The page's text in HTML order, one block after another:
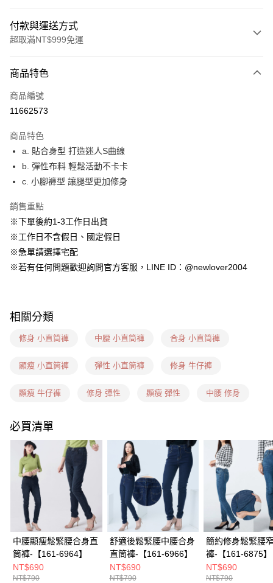
付款與運送方式
超取滿NT$999免運
信用卡一次付款
超商取貨付款
ATM付款
貨到付款
運送方式
貨到付款
每筆NT$60，滿NT$999(含以上)免運費
全家(信用卡、多元支付)
每筆NT$60，滿NT$1,599(含以上)免運費
7-11(信用卡、多元支付)
每筆NT$100，滿NT$1,899(含以上)免運費
每筆NT$100，滿NT$1,899(含以上)免運費
宅配(貨到付款)
每筆NT$100，滿NT$1,899(含以上)免運費
商品特色
商品編號
11662573
商品特色
a. 貼合身型 打造迷人S曲線
b. 彈性布料 輕鬆活動不卡卡
c. 小腳褲型 讓腿型更加修身
銷售重點
※下單後約1-3工作日出貨
※工作日不含假日、國定假日
※急單請選擇宅配
※若有任何問題歡迎詢問官方客服，LINE ID：@newlover2004
相關分類
修身 小直筒褲 中腰 小直筒褲 合身 小直筒褲
顯瘦 小直筒褲 彈性 小直筒褲 修身 牛仔褲
顯瘦 牛仔褲 修身 彈性 顯瘦 彈性 中腰 修身
必買清單
中腰顯瘦鬆緊腰合身直
筒褲-【161-6964】
NT$690
NT$790
舒適後鬆緊腰中腰合身
直筒褲-【161-6966】
NT$690
NT$790
簡約修身鬆緊腰
褲-【161-6875】
NT$690
NT$790